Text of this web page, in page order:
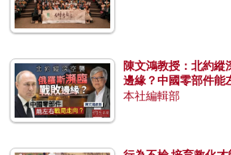
陳文鴻教授：北約縱
邊緣？中國零部件能
本社編輯部